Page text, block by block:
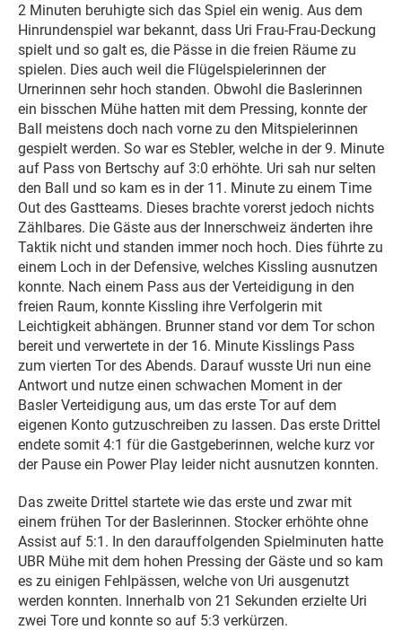
2 Minuten beruhigte sich das Spiel ein wenig. Aus dem
Hinrundenspiel war bekannt, dass Uri Frau-Frau-Deckung
spielt und so galt es, die Pässe in die freien Räume zu
spielen. Dies auch weil die Flügelspielerinnen der
Urnerinnen sehr hoch standen. Obwohl die Baslerinnen
ein bisschen Mühe hatten mit dem Pressing, konnte der
Ball meistens doch nach vorne zu den Mitspielerinnen
gespielt werden. So war es Stebler, welche in der 9. Minute
auf Pass von Bertschy auf 3:0 erhöhte. Uri sah nur selten
den Ball und so kam es in der 11. Minute zu einem Time
Out des Gastteams. Dieses brachte vorerst jedoch nichts
Zählbares. Die Gäste aus der Innerschweiz änderten ihre
Taktik nicht und standen immer noch hoch. Dies führte zu
einem Loch in der Defensive, welches Kissling ausnutzen
konnte. Nach einem Pass aus der Verteidigung in den
freien Raum, konnte Kissling ihre Verfolgerin mit
Leichtigkeit abhängen. Brunner stand vor dem Tor schon
bereit und verwertete in der 16. Minute Kisslings Pass
zum vierten Tor des Abends. Darauf wusste Uri nun eine
Antwort und nutze einen schwachen Moment in der
Basler Verteidigung aus, um das erste Tor auf dem
eigenen Konto gutzuschreiben zu lassen. Das erste Drittel
endete somit 4:1 für die Gastgeberinnen, welche kurz vor
der Pause ein Power Play leider nicht ausnutzen konnten.
Das zweite Drittel startete wie das erste und zwar mit
einem frühen Tor der Baslerinnen. Stocker erhöhte ohne
Assist auf 5:1. In den darauffolgenden Spielminuten hatte
UBR Mühe mit dem hohen Pressing der Gäste und so kam
es zu einigen Fehlpässen, welche von Uri ausgenutzt
werden konnten. Innerhalb von 21 Sekunden erzielte Uri
zwei Tore und konnte so auf 5:3 verkürzen.